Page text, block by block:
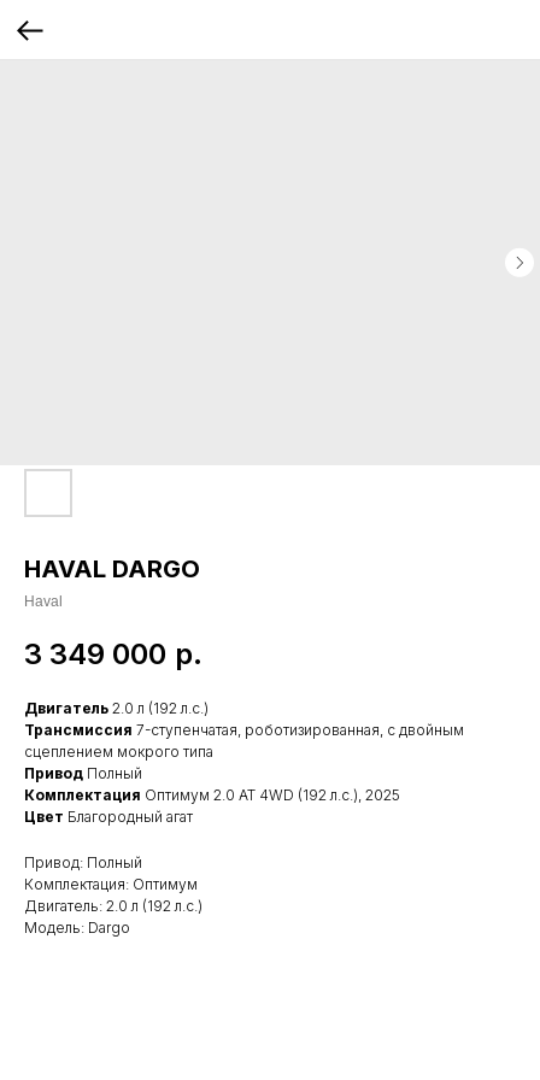
HAVAL DARGO
Haval
3 349 000 р.
Двигатель 2.0 л (192 л.с.)
Трансмиссия 7-ступенчатая, роботизированная, с двойным
сцеплением мокрого типа
Привод Полный
Комплектация Оптимум 2.0 АТ 4WD (192 л.с.), 2025
Цвет Благородный агат
Привод: Полный
Комплектация: Оптимум
Двигатель: 2.0 л (192 л.с.)
Модель: Dargo